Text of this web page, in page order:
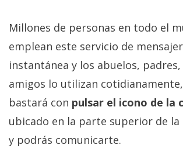
Millones de personas en todo el
emplean este servicio de
instantánea y los abuelos,
amigos lo utilizan
bastará con pulsar el icono de la
ubicado en la parte superior de la
y podrás comunicarte.